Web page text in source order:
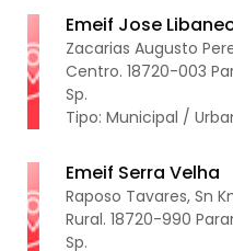
Emeif Jose
Zacarias Augusto
Centro. 18720-003
Sp.
Tipo: Municipal /
Emeif Serra Velha
Raposo Tavares, Sn
Rural. 18720-990
Sp.